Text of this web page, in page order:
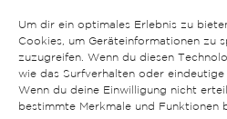
Um dir ein optimales Erlebnis zu
Cookies, um Geräteinformationen zu
zuzugreifen. Wenn du diesen
wie das Surfverhalten oder
Wenn du deine Einwilligung nicht
bestimmte Merkmale und Funktionen
Tramitada subvención
eléctrico y